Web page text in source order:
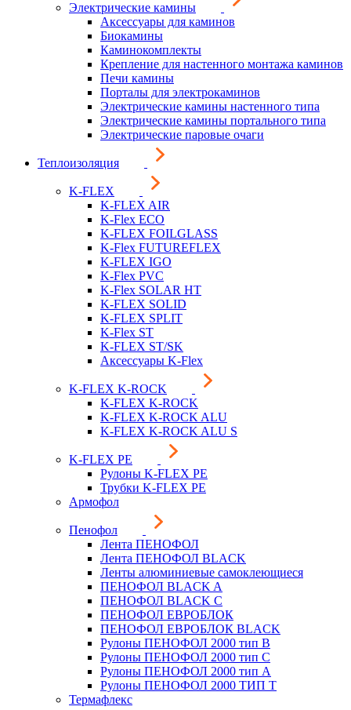
Электрические камины
Аксессуары для каминов
Биокамины
Каминокомплекты
Крепление для настенного монтажа каминов
Печи камины
Порталы для электрокаминов
Электрические камины настенного типа
Электрические камины портального типа
Электрические паровые очаги
Теплоизоляция
K-FLEX
K-FLEX AIR
K-Flex ECO
K-FLEX FOILGLASS
K-Flex FUTUREFLEX
K-FLEX IGO
K-Flex PVC
K-Flex SOLAR HT
K-FLEX SOLID
K-FLEX SPLIT
K-Flex ST
K-FLEX ST/SK
Аксессуары K-Flex
K-FLEX K-ROCK
K-FLEX K-ROCK
K-FLEX K-ROCK ALU
K-FLEX K-ROCK ALU S
K-FLEX PE
Рулоны K-FLEX PE
Трубки K-FLEX PE
Армофол
Пенофол
Лента ПЕНОФОЛ
Лента ПЕНОФОЛ BLACK
Ленты алюминиевые самоклеющиеся
ПЕНОФОЛ BLACK A
ПЕНОФОЛ BLACK С
ПЕНОФОЛ ЕВРОБЛОК
ПЕНОФОЛ ЕВРОБЛОК BLACK
Рулоны ПЕНОФОЛ 2000 тип B
Рулоны ПЕНОФОЛ 2000 тип C
Рулоны ПЕНОФОЛ 2000 тип А
Рулоны ПЕНОФОЛ 2000 ТИП Т
Термафлекс